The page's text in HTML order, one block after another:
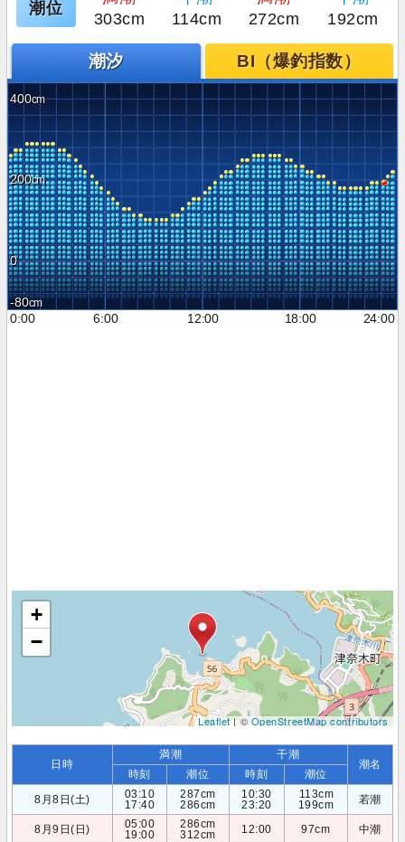
潮位
303cm
114cm 272cm 192cm
潮汐 BI（爆釣指数）
400
200
0
-80
0:00
6:00 12:00 18:00 24:00
+
−
Leaflet| ©OpenStreetMap contributors
日時
満潮 干潮
潮名
時刻 潮位 時刻
潮位
8月8日(土)
03:10
17:40
287cm
286cm
10:30
23:20
113cm
199cm
若潮
8月9日(日)
05:00
19:00
286cm
312cm
12:00 97cm 中潮